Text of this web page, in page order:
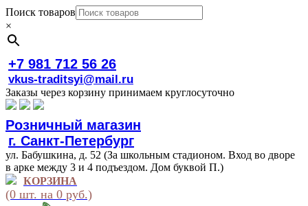
Поиск товаров
×
+7 981 712 56 26
vkus-traditsyi@mail.ru
Заказы через корзину принимаем круглосуточно
Розничный магазин
г. Санкт-Петербург
ул. Бабушкина, д. 52 (За школьным стадионом. Вход во дворе
в арке между 3 и 4 подъездом. Дом буквой П.)
КОРЗИНА
(0 шт. на 0 руб.)